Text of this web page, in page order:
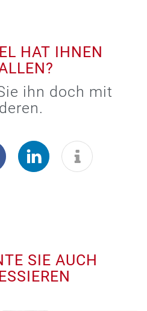
HAT IHNEN
ihn doch mit
SIE AUCH